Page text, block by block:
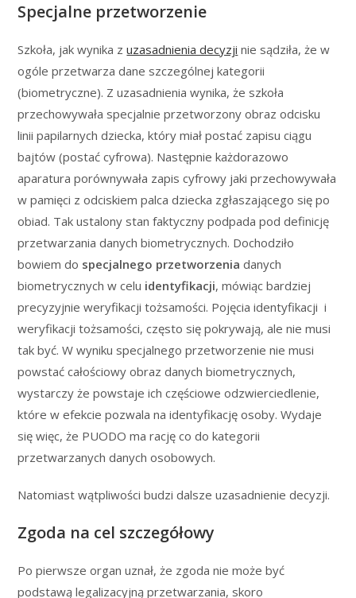
Specjalne przetworzenie
Szkoła, jak wynika zuzasadnienia decyzji nie sądziła, że w
ogóle przetwarza dane szczególnej kategorii
(biometryczne). Z uzasadnienia wynika, że szkoła
przechowywała specjalnie przetworzony obraz odcisku
linii papilarnych dziecka, który miał postać zapisu ciągu
bajtów (postać cyfrowa). Następnie każdorazowo
aparatura porównywała zapis cyfrowy jaki przechowywała
w pamięci z odciskiem palca dziecka zgłaszającego się po
obiad. Tak ustalony stan faktyczny podpada pod definicję
przetwarzania danych biometrycznych. Dochodziło
bowiem do specjalnego przetworzenia danych
biometrycznych w celu identyfikacji, mówiąc bardziej
precyzyjnie weryfikacji tożsamości. Pojęcia identyfikacji i
weryfikacji tożsamości, często się pokrywają, ale nie musi
tak być. W wyniku specjalnego przetworzenie nie musi
powstać całościowy obraz danych biometrycznych,
wystarczy że powstaje ich częściowe odzwierciedlenie,
które w efekcie pozwala na identyfikację osoby. Wydaje
się więc, że PUODO ma rację co do kategorii
przetwarzanych danych osobowych.
Natomiast wątpliwości budzi dalsze uzasadnienie decyzji.
Zgoda na cel szczegółowy
Po pierwsze organ uznał, że zgoda nie może być
podstawą legalizacyjną przetwarzania, skoro